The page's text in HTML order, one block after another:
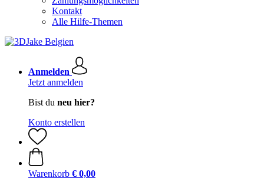
Kontakt
Alle Hilfe-Themen
Anmelden
Jetzt anmelden
Bist du neu hier?
Konto erstellen
Warenkorb € 0,00